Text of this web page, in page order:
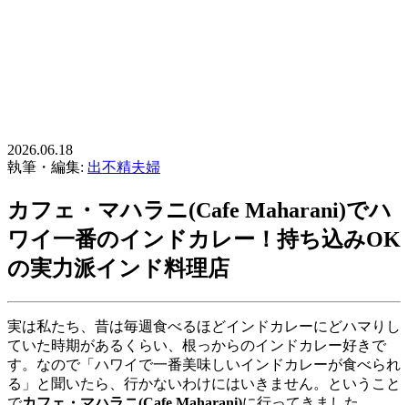
2026.06.18
執筆・編集: 出不精夫婦
カフェ・マハラニ(Cafe Maharani)でハ
ワイ一番のインドカレー！持ち込みOK
の実力派インド料理店
実は私たち、昔は毎週食べるほどインドカレーにどハマりし
ていた時期があるくらい、根っからのインドカレー好きで
す。なので「ハワイで一番美味しいインドカレーが食べられ
る」と聞いたら、行かないわけにはいきません。ということ